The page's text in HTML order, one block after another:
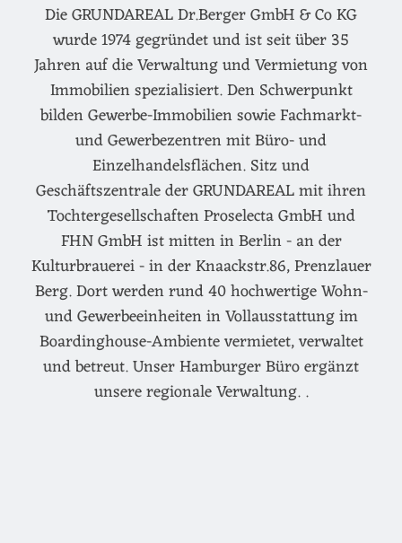
Die GRUNDAREAL Dr.Berger GmbH & Co KG
wurde 1974 gegründet und ist seit über 35
Jahren auf die Verwaltung und Vermietung von
Immobilien spezialisiert. Den Schwerpunkt
bilden Gewerbe-Immobilien sowie Fachmarkt-
und Gewerbezentren mit Büro- und
Einzelhandelsflächen. Sitz und
Geschäftszentrale der GRUNDAREAL mit ihren
Tochtergesellschaften Proselecta GmbH und
FHN GmbH ist mitten in Berlin - an der
Kulturbrauerei - in der Knaackstr.86, Prenzlauer
Berg. Dort werden rund 40 hochwertige Wohn-
und Gewerbeeinheiten in Vollausstattung im
Boardinghouse-Ambiente vermietet, verwaltet
und betreut. Unser Hamburger Büro ergänzt
unsere regionale Verwaltung. .